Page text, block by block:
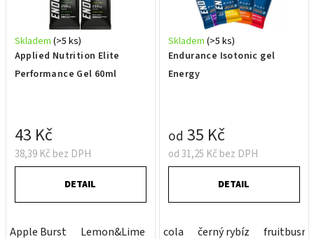
o
d
ů
Applied Nutrition Elite
Performance Gel 60ml
Skladem (>5 ks)
38,39 Kč bez DPH
43 Kč
DETAIL
Apple Burst Lemon&Lime
Endurance Isotonic gel
Energy
Skladem (>5 ks)
od 31,25 Kč bez DPH
od 35 Kč
DETAIL
cola černý rybíz fruitbusrt